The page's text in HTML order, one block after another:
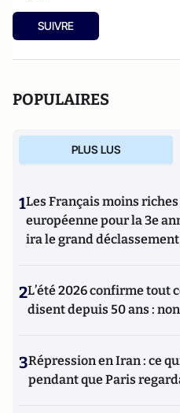
SUIVRE
POPULAIRES
PLUS LUS
1Les Français moins
européenne pour la 3e
ira le grand déclassement
2L’été 2026 confirme tout
disent depuis 50 ans :
3Répression en Iran : ce
pendant que Paris